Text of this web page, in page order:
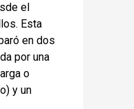
el
Esta
en dos
por una
o
y un